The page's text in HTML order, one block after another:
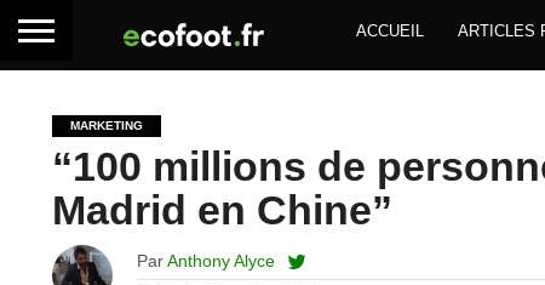
ACCUEIL ARTICLES
MARKETING
“100 millions de
Madrid en Chine”
ParAnthony Alyce